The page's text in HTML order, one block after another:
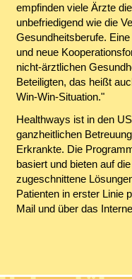
empfinden viele Ärzte
unbefriedigend wie die
Gesundheitsberufe.
und neue
nicht-ärztlichen
Beteiligten, das heißt
Win-Win-Situation."
Healthways ist in den
ganzheitlichen
Erkrankte. Die
basiert und bieten auf
zugeschnittene
Patienten in erster Linie
Mail und über das